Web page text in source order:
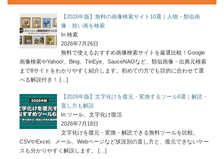
【2026年版】無料の画像検索サイト10選｜人物・類似画
像・拾い画を検索
In 検索
2026年7月26日
無料で使えるおすすめ画像検索サイトを厳選比較！Google
画像検索やYahoo!、Bing、TinEye、SauceNAOなど、類似画像・出典元検索
まで8サイトをわかりやすく紹介します。初めての方でも目的に合わせて選
べる解説付き！
[…]
【2026年版】文字化けを復元・変換するツール6選｜解読・
直し方も解説
In ツール、文字化け復活
2026年7月18日
文字化けを復元・変換・解読できる無料ツールを比較。
CSVやExcel、メール、Webページなど状況別の直し方と、復元できないケー
スも分かりやすく解説します。
[…]